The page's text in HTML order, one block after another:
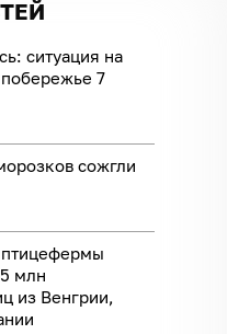
ситуация на
7
сожгли
млн
из Венгрии,